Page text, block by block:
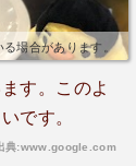
場合があります。
す。このよ
です。
典:www.google.com